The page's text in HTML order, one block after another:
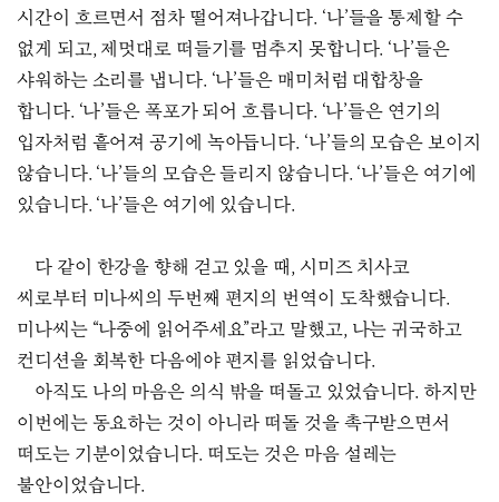
시간이 흐르면서 점차 떨어져나갑니다. ‘나’들을 통제할 수
없게 되고, 제멋대로 떠들기를 멈추지 못합니다. ‘나’들은
샤워하는 소리를 냅니다. ‘나’들은 매미처럼 대합창을
합니다. ‘나’들은 폭포가 되어 흐릅니다. ‘나’들은 연기의
입자처럼 흩어져 공기에 녹아듭니다. ‘나’들의 모습은 보이지
않습니다. ‘나’들의 모습은 들리지 않습니다. ‘나’들은 여기에
있습니다. ‘나’들은 여기에 있습니다.
다 같이 한강을 향해 걷고 있을 때, 시미즈 치사코
씨로부터 미나씨의 두번째 편지의 번역이 도착했습니다.
미나씨는 “나중에 읽어주세요”라고 말했고, 나는 귀국하고
컨디션을 회복한 다음에야 편지를 읽었습니다.
아직도 나의 마음은 의식 밖을 떠돌고 있었습니다. 하지만
이번에는 동요하는 것이 아니라 떠돌 것을 촉구받으면서
떠도는 기분이었습니다. 떠도는 것은 마음 설레는
불안이었습니다.